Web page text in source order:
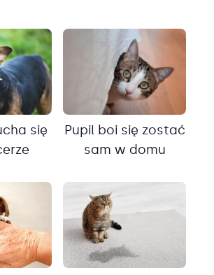
się
Pupil boi się zostać
sam w domu